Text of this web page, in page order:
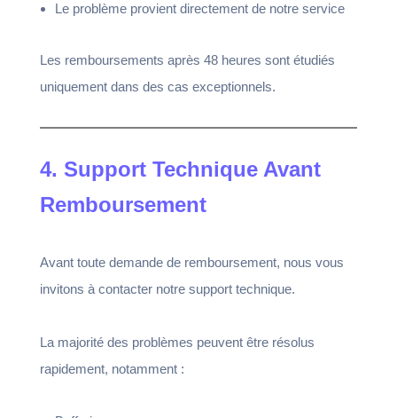
Le problème provient directement de notre service
Les remboursements après 48 heures sont étudiés
uniquement dans des cas exceptionnels.
4. Support Technique Avant
Remboursement
Avant toute demande de remboursement, nous vous
invitons à contacter notre support technique.
La majorité des problèmes peuvent être résolus
rapidement, notamment :